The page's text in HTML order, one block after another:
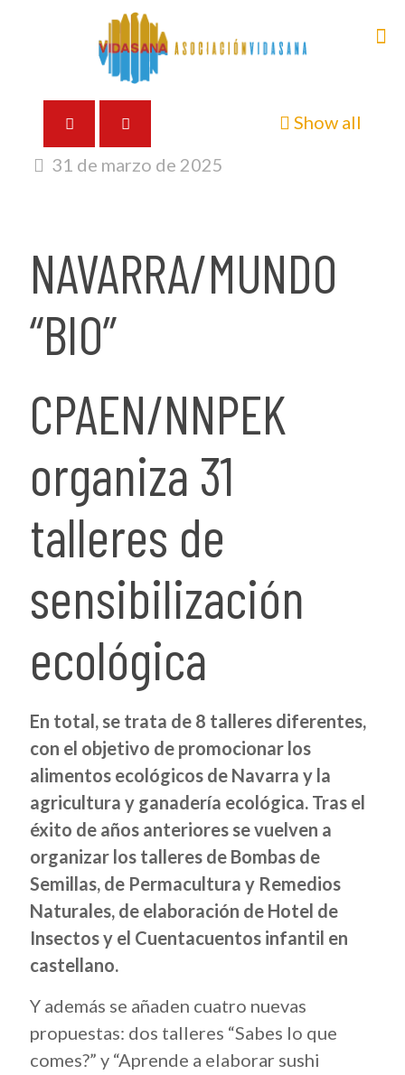
Show all
31 de marzo de 2025
NAVARRA/MUNDO
“BIO”
CPAEN/NNPEK
organiza 31
talleres de
sensibilización
ecológica
En total, se trata de 8 talleres diferentes,
con el objetivo de promocionar los
alimentos ecológicos de Navarra y la
agricultura y ganadería ecológica. Tras el
éxito de años anteriores se vuelven a
organizar los talleres de Bombas de
Semillas, de Permacultura y Remedios
Naturales, de elaboración de Hotel de
Insectos y el Cuentacuentos infantil en
castellano.
Y además se añaden cuatro nuevas
propuestas: dos talleres “Sabes lo que
comes?” y “Aprende a elaborar sushi